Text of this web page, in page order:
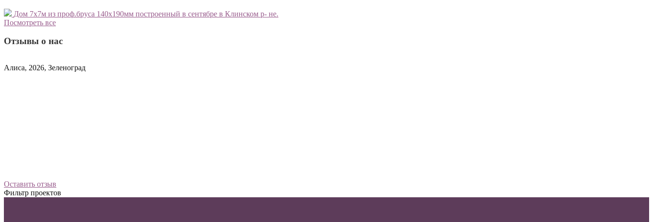
Дом 7х7м из проф.бруса 140х190мм построенный в сентябре в Клинском р- не.
Посмотреть все
Отзывы о нас
Алиса, 2026, Зеленоград
Оставить отзыв
Фильтр проектов